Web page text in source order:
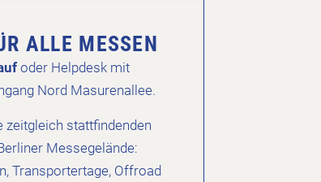
ALLE MESSEN
oder Helpdesk mit
Nord Masurenallee.
zeitgleich stattfindenden
Messegelände:
Transportertage, Offroad